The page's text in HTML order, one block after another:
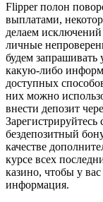
Flipper полон
выплатами,
делаем
личные
будем
какую-либо
доступных
них можно
внести депозит
бездепозитный
качестве
курсе всех
казино, чтобы у вас
информация.